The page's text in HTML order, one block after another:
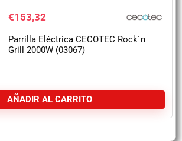
€153,32
Parrilla Eléctrica CECOTEC Rock´n
Grill 2000W (03067)
AÑADIR AL CARRITO